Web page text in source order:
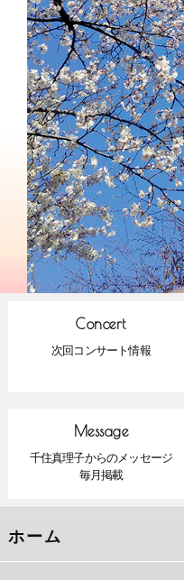
Concert
次回コンサート情報
Message
千住真理子からのメッセージ
毎月掲載
ホーム